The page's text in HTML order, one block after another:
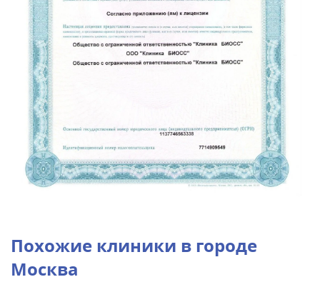
Похожие клиники в городе
Москва